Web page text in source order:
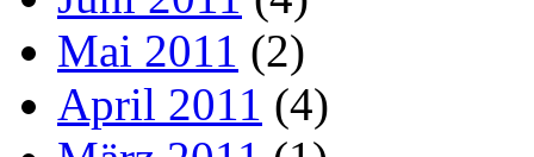
Mai 2011 (2)
April 2011 (4)